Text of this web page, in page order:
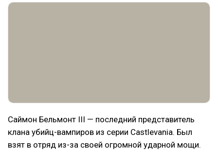
Саймон Бельмонт III — последний представитель
клана убийц-вампиров из серии Castlevania. Был
взят в отряд из-за своей огромной ударной мощи.